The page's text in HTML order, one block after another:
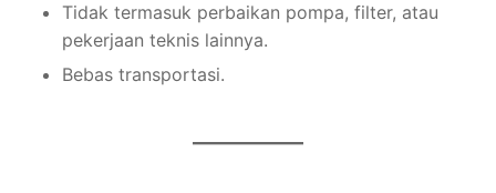
Tidak termasuk perbaikan pompa, filter, atau
pekerjaan teknis lainnya.
Bebas transportasi.